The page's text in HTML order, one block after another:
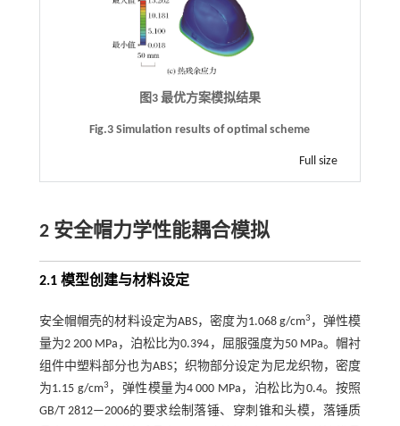
图3 最优方案模拟结果
Fig.3 Simulation results of optimal scheme
Full size
2 安全帽力学性能耦合模拟
2.1 模型创建与材料设定
安全帽帽壳的材料设定为ABS，密度为1.068 g/cm3 ，弹性模
量为2 200 MPa，泊松比为0.394，屈服强度为50 MPa。帽衬
组件中塑料部分也为ABS；织物部分设定为尼龙织物，密度
为1.15 g/cm3 ，弹性模量为4 000 MPa，泊松比为0.4。按照
GB/T 2812—2006的要求绘制落锤、穿刺锥和头模，落锤质